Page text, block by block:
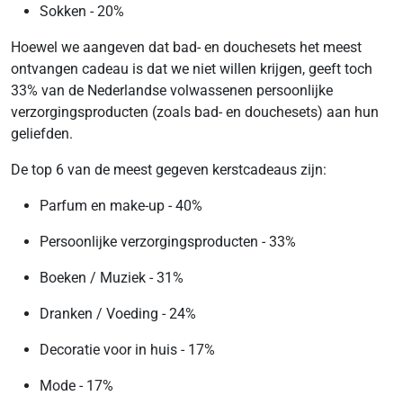
Sokken - 20%
Hoewel we aangeven dat bad- en douchesets het meest
ontvangen cadeau is dat we niet willen krijgen, geeft toch
33% van de Nederlandse volwassenen persoonlijke
verzorgingsproducten (zoals bad- en douchesets) aan hun
geliefden.
De top 6 van de meest gegeven kerstcadeaus zijn:
Parfum en make-up - 40%
Persoonlijke verzorgingsproducten - 33%
Boeken / Muziek - 31%
Dranken / Voeding - 24%
Decoratie voor in huis - 17%
Mode - 17%